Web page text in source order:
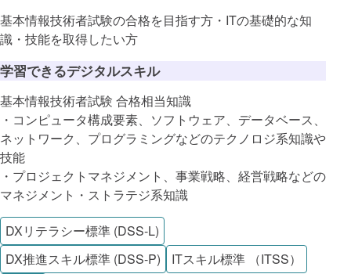
基本情報技術者試験の合格を目指す方・ITの基礎的な知
識・技能を取得したい方
学習できるデジタルスキル
基本情報技術者試験 合格相当知識
・コンピュータ構成要素、ソフトウェア、データベース、
ネットワーク、プログラミングなどのテクノロジ系知識や
技能
・プロジェクトマネジメント、事業戦略、経営戦略などの
マネジメント・ストラテジ系知識
DXリテラシー標準 (DSS-L)
DX推進スキル標準 (DSS-P)
ITスキル標準 （ITSS）